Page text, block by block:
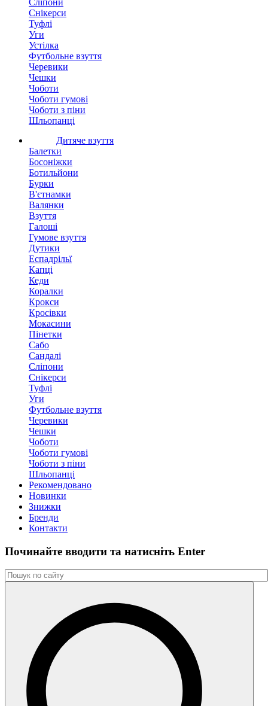
Сліпони
Снікерси
Туфлі
Уги
Устілка
Футбольне взуття
Черевики
Чешки
Чоботи
Чоботи гумові
Чоботи з піни
Шльопанці
Дитяче взуття
Балетки
Босоніжки
Ботильйони
Бурки
В'єтнамки
Валянки
Взуття
Галоші
Гумове взуття
Дутики
Еспадрільї
Капці
Кеди
Коралки
Крокси
Кросівки
Мокасини
Пінетки
Сабо
Сандалі
Сліпони
Снікерси
Туфлі
Уги
Футбольне взуття
Черевики
Чешки
Чоботи
Чоботи гумові
Чоботи з піни
Шльопанці
Рекомендовано
Новинки
Знижки
Бренди
Контакти
Починайте вводити та натиснiть Enter